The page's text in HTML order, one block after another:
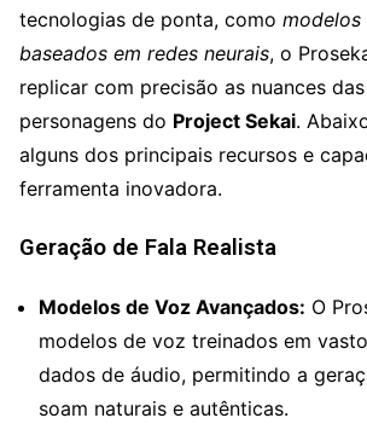
tecnologias de ponta, como
baseados em redes neurais, o
replicar com precisão as nuances
personagens do Project Sekai.
alguns dos principais recursos e
ferramenta inovadora.
Geração de Fala Realista
Modelos de Voz Avançados: O
modelos de voz treinados em
dados de áudio, permitindo a
soam naturais e autênticas.